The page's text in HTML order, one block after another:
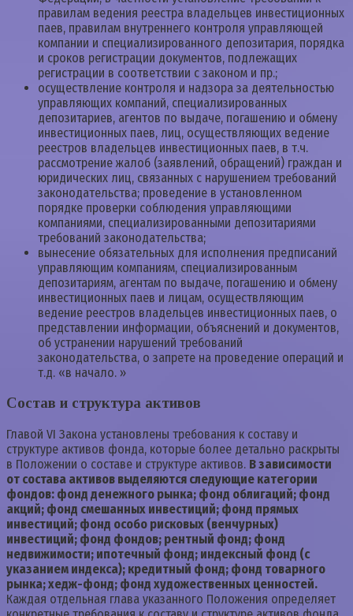
правилам ведения реестра владельцев инвестиционных
паев, правилам внутреннего контроля управляющей
компании и специализированного депозитария, порядка
и сроков регистрации документов, подлежащих
регистрации в соответствии с законом и пр.;
осуществление контроля и надзора за деятельностью
управляющих компаний, специализированных
депозитариев, агентов по выдаче, погашению и обмену
инвестиционных паев, лиц, осуществляющих ведение
реестров владельцев инвестиционных паев, в т.ч.
рассмотрение жалоб (заявлений, обращений) граждан и
юридических лиц, связанных с нарушением требований
законодательства; проведение в установленном
порядке проверки соблюдения управляющими
компаниями, специализированными депозитариями
требований законодательства;
вынесение обязательных для исполнения предписаний
управляющим компаниям, специализированным
депозитариям, агентам по выдаче, погашению и обмену
инвестиционных паев и лицам, осуществляющим
ведение реестров владельцев инвестиционных паев, о
представлении информации, объяснений и документов,
об устранении нарушений требований
законодательства, о запрете на проведение операций и
т.д. «в начало. »
Состав и структура активов
Главой VI Закона установлены требования к составу и
структуре активов фонда, которые более детально раскрыты
в Положении о составе и структуре активов. В зависимости
от состава активов выделяются следующие категории
фондов: фонд денежного рынка; фонд облигаций; фонд
акций; фонд смешанных инвестиций; фонд прямых
инвестиций; фонд особо рисковых (венчурных)
инвестиций; фонд фондов; рентный фонд; фонд
недвижимости; ипотечный фонд; индексный фонд (с
указанием индекса); кредитный фонд; фонд товарного
рынка; хедж-фонд; фонд художественных ценностей.
Каждая отдельная глава указанного Положения определяет